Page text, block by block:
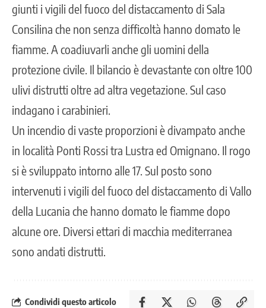
giunti i vigili del fuoco del distaccamento di Sala
Consilina che non senza difficoltà hanno domato le
fiamme. A coadiuvarli anche gli uomini della
protezione civile. Il bilancio è devastante con oltre 100
ulivi distrutti oltre ad altra vegetazione. Sul caso
indagano i carabinieri.
Un incendio di vaste proporzioni è divampato anche
in località Ponti Rossi tra Lustra ed Omignano. Il rogo
si è sviluppato intorno alle 17. Sul posto sono
intervenuti i vigili del fuoco del distaccamento di Vallo
della Lucania che hanno domato le fiamme dopo
alcune ore. Diversi ettari di macchia mediterranea
sono andati distrutti.
Condividi questo articolo